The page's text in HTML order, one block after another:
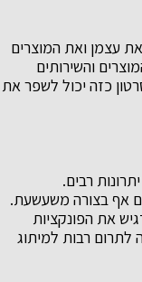
עצמן ואת המוצרים
והשירותים
כזה יכול לשפר את
רבים.
אף בצורה משעשעת.
את הפונקציות
לתרום רבות למיתוג